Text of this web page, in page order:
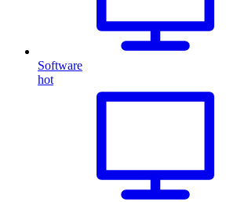
Software
hot